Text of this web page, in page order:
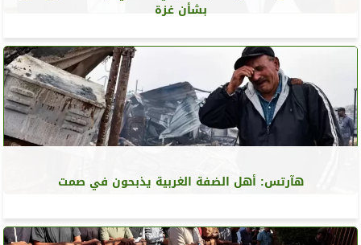
بشأن غزة
هآرتس: أهل الضفة الغربية يذبحون في صمت